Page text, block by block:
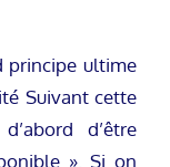
principe ultime
Suivant cette
d’être
». Si on